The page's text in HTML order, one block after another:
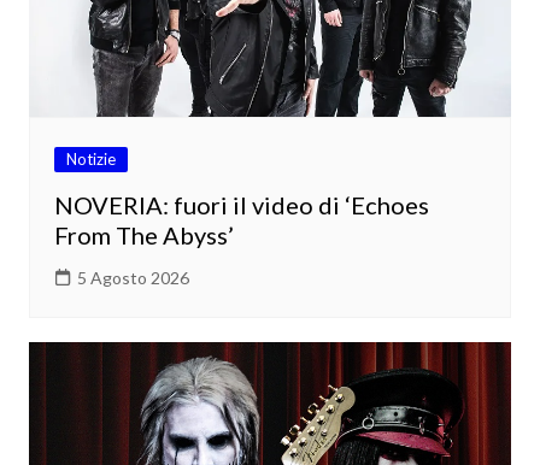
Notizie
NOVERIA: fuori il video di ‘Echoes
From The Abyss’
5 Agosto 2026